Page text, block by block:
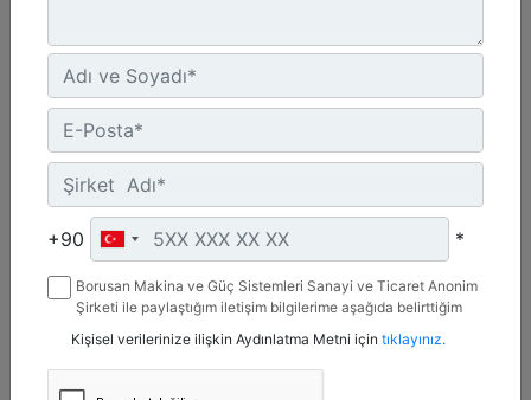
Speed Range :
900-1000 rpm
Emissions :
+90 *
Borusan Makina ve Güç Sistemleri Sanayi ve Ticaret Anonim
Şirketi ile paylaştığım iletişim bilgilerime aşağıda belirttiğim
mesaj gönderilmesine izin veriyorum.
Kişisel verilerinize ilişkin Aydınlatma Metni için tıklayınız.